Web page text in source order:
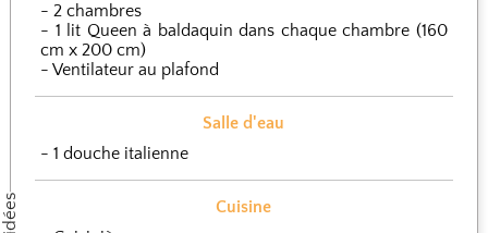
2 chambres
1 lit Queen à baldaquin dans chaque chambre (160
cm x 200 cm)
Ventilateur au plafond
Salle d'eau
1 douche italienne
Cuisine